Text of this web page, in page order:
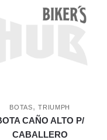
BOTAS,TRIUMPH
CAÑO ALTO P/
CABALLERO